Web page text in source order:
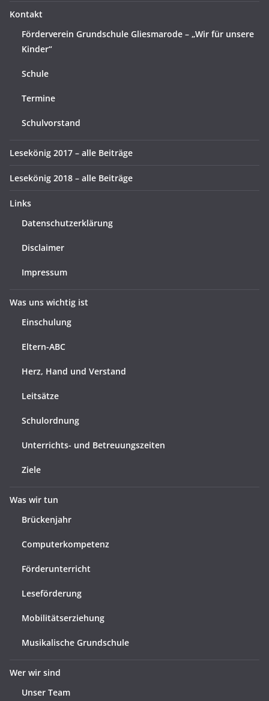
Kontakt
Förderverein Grundschule Gliesmarode – „Wir für unsere
Kinder“
Schule
Termine
Schulvorstand
Lesekönig 2017 – alle Beiträge
Lesekönig 2018 – alle Beiträge
Links
Datenschutzerklärung
Disclaimer
Impressum
Was uns wichtig ist
Einschulung
Eltern-ABC
Herz, Hand und Verstand
Leitsätze
Schulordnung
Unterrichts- und Betreuungszeiten
Ziele
Was wir tun
Brückenjahr
Computerkompetenz
Förderunterricht
Leseförderung
Mobilitätserziehung
Musikalische Grundschule
Wer wir sind
Unser Team